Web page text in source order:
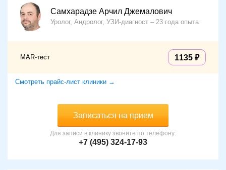
Самхарадзе Арчил Джемалович
Уролог, Андролог, УЗИ-диагност 23 года опыта
MAR-тест 1135
Смотреть прайс-лист клиники →
Записаться на прием
Для записи в клинику звоните по телефону:
+7 (495) 324-17-93